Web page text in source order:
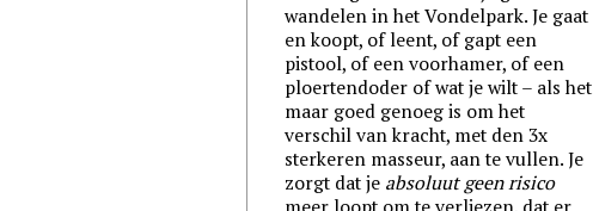
wandelen in het Vondelpark. Je gaat
en koopt, of leent, of gapt een
pistool, of een voorhamer, of een
ploertendoder of wat je wilt – als het
maar goed genoeg is om het
verschil van kracht, met den 3x
sterkeren masseur, aan te vullen. Je
zorgt dat je absoluut geen risico